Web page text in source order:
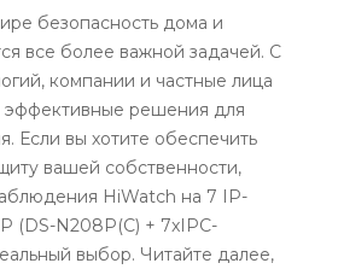
безопасность дома и
все более важной задачей. С
компании и частные лица
решения для
Если вы хотите обеспечить
вашей собственности,
HiWatch на 7 IP-
(DS-N208P(C) + 7xIPC-
выбор. Читайте далее,